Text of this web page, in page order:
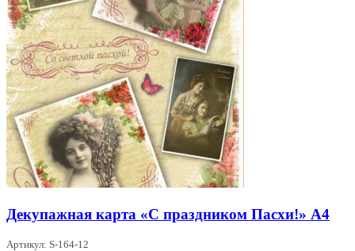
Декупажная карта «С праздником Пасхи!» А4
Артикул: S-164-12